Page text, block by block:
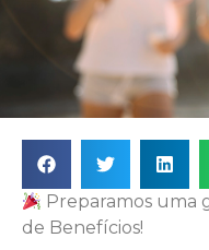
Preparamos uma
de Benefícios!